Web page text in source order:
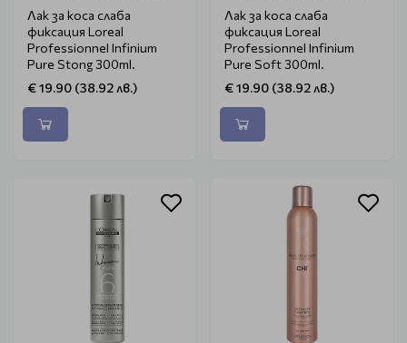
Лак за коса слаба
фиксация Loreal
Professionnel Infinium
Pure Stong 300ml.
€ 19.90 (38.92 лв.)
Лак за коса слаба
фиксация Loreal
Professionnel Infinium
Pure Soft 300ml.
€ 19.90 (38.92 лв.)